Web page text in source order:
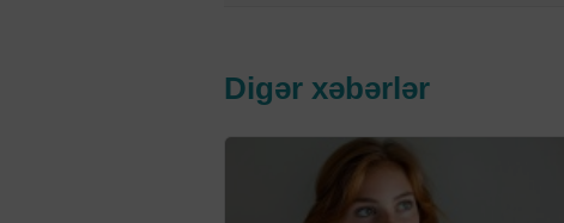
Digər xəbərlər